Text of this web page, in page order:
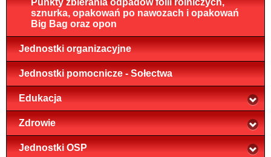
sznurka, opakowań po nawozach i opakowań
Big Bag oraz opon
Jednostki organizacyjne
Jednostki pomocnicze - Sołectwa
Edukacja
Zdrowie
Jednostki OSP